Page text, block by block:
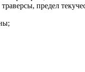
предел